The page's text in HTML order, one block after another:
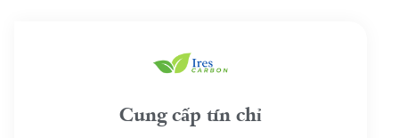
Cung cấp tín chỉ